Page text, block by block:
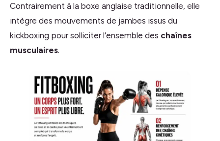
Contrairement à la boxe anglaise traditionnelle, elle
intègre des mouvements de jambes issus du
kickboxing pour solliciter l’ensemble des chaînes
musculaires.